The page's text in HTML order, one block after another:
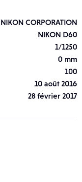
NIKON CORPORATION
NIKON D60
1/1250
0 mm
100
10 août 2016
28 février 2017